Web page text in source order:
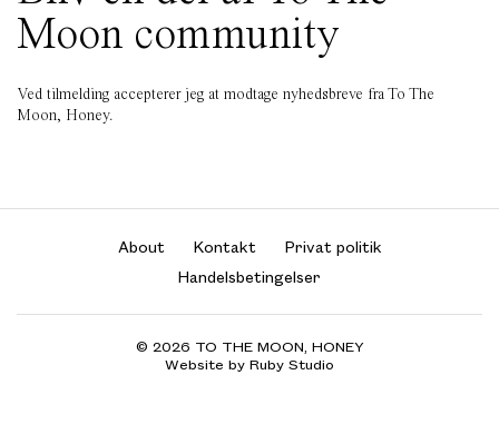
Moon community
Ved tilmelding accepterer jeg at modtage nyhedsbreve fra To The
Moon, Honey.
About Kontakt
Privat politik
Handelsbetingelser
© 2026 TO THE MOON, HONEY
Website by Ruby Studio